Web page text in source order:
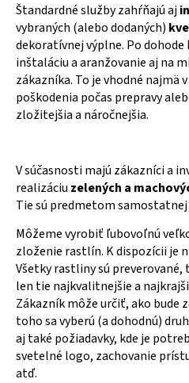
Štandardné služby zahŕňajú aj
vybraných (alebo dodaných)
dekoratívnej výplne. Po dohode
inštaláciu a aranžovanie aj na
zákazníka. To je vhodné najmä
poškodenia počas prepravy
zložitejšia a náročnejšia.
V súčasnosti majú zákazníci a
realizáciu zelených a
Tie sú predmetom
Môžeme vyrobiť ľubovoľnú
zloženie rastlín. K dispozícii je
Všetky rastliny sú preverované,
len tie najkvalitnejšie a
Zákazník môže určiť, ako bude
toho sa vyberú (a dohodnú)
aj také požiadavky, kde je
svetelné logo, zachovanie
atď.